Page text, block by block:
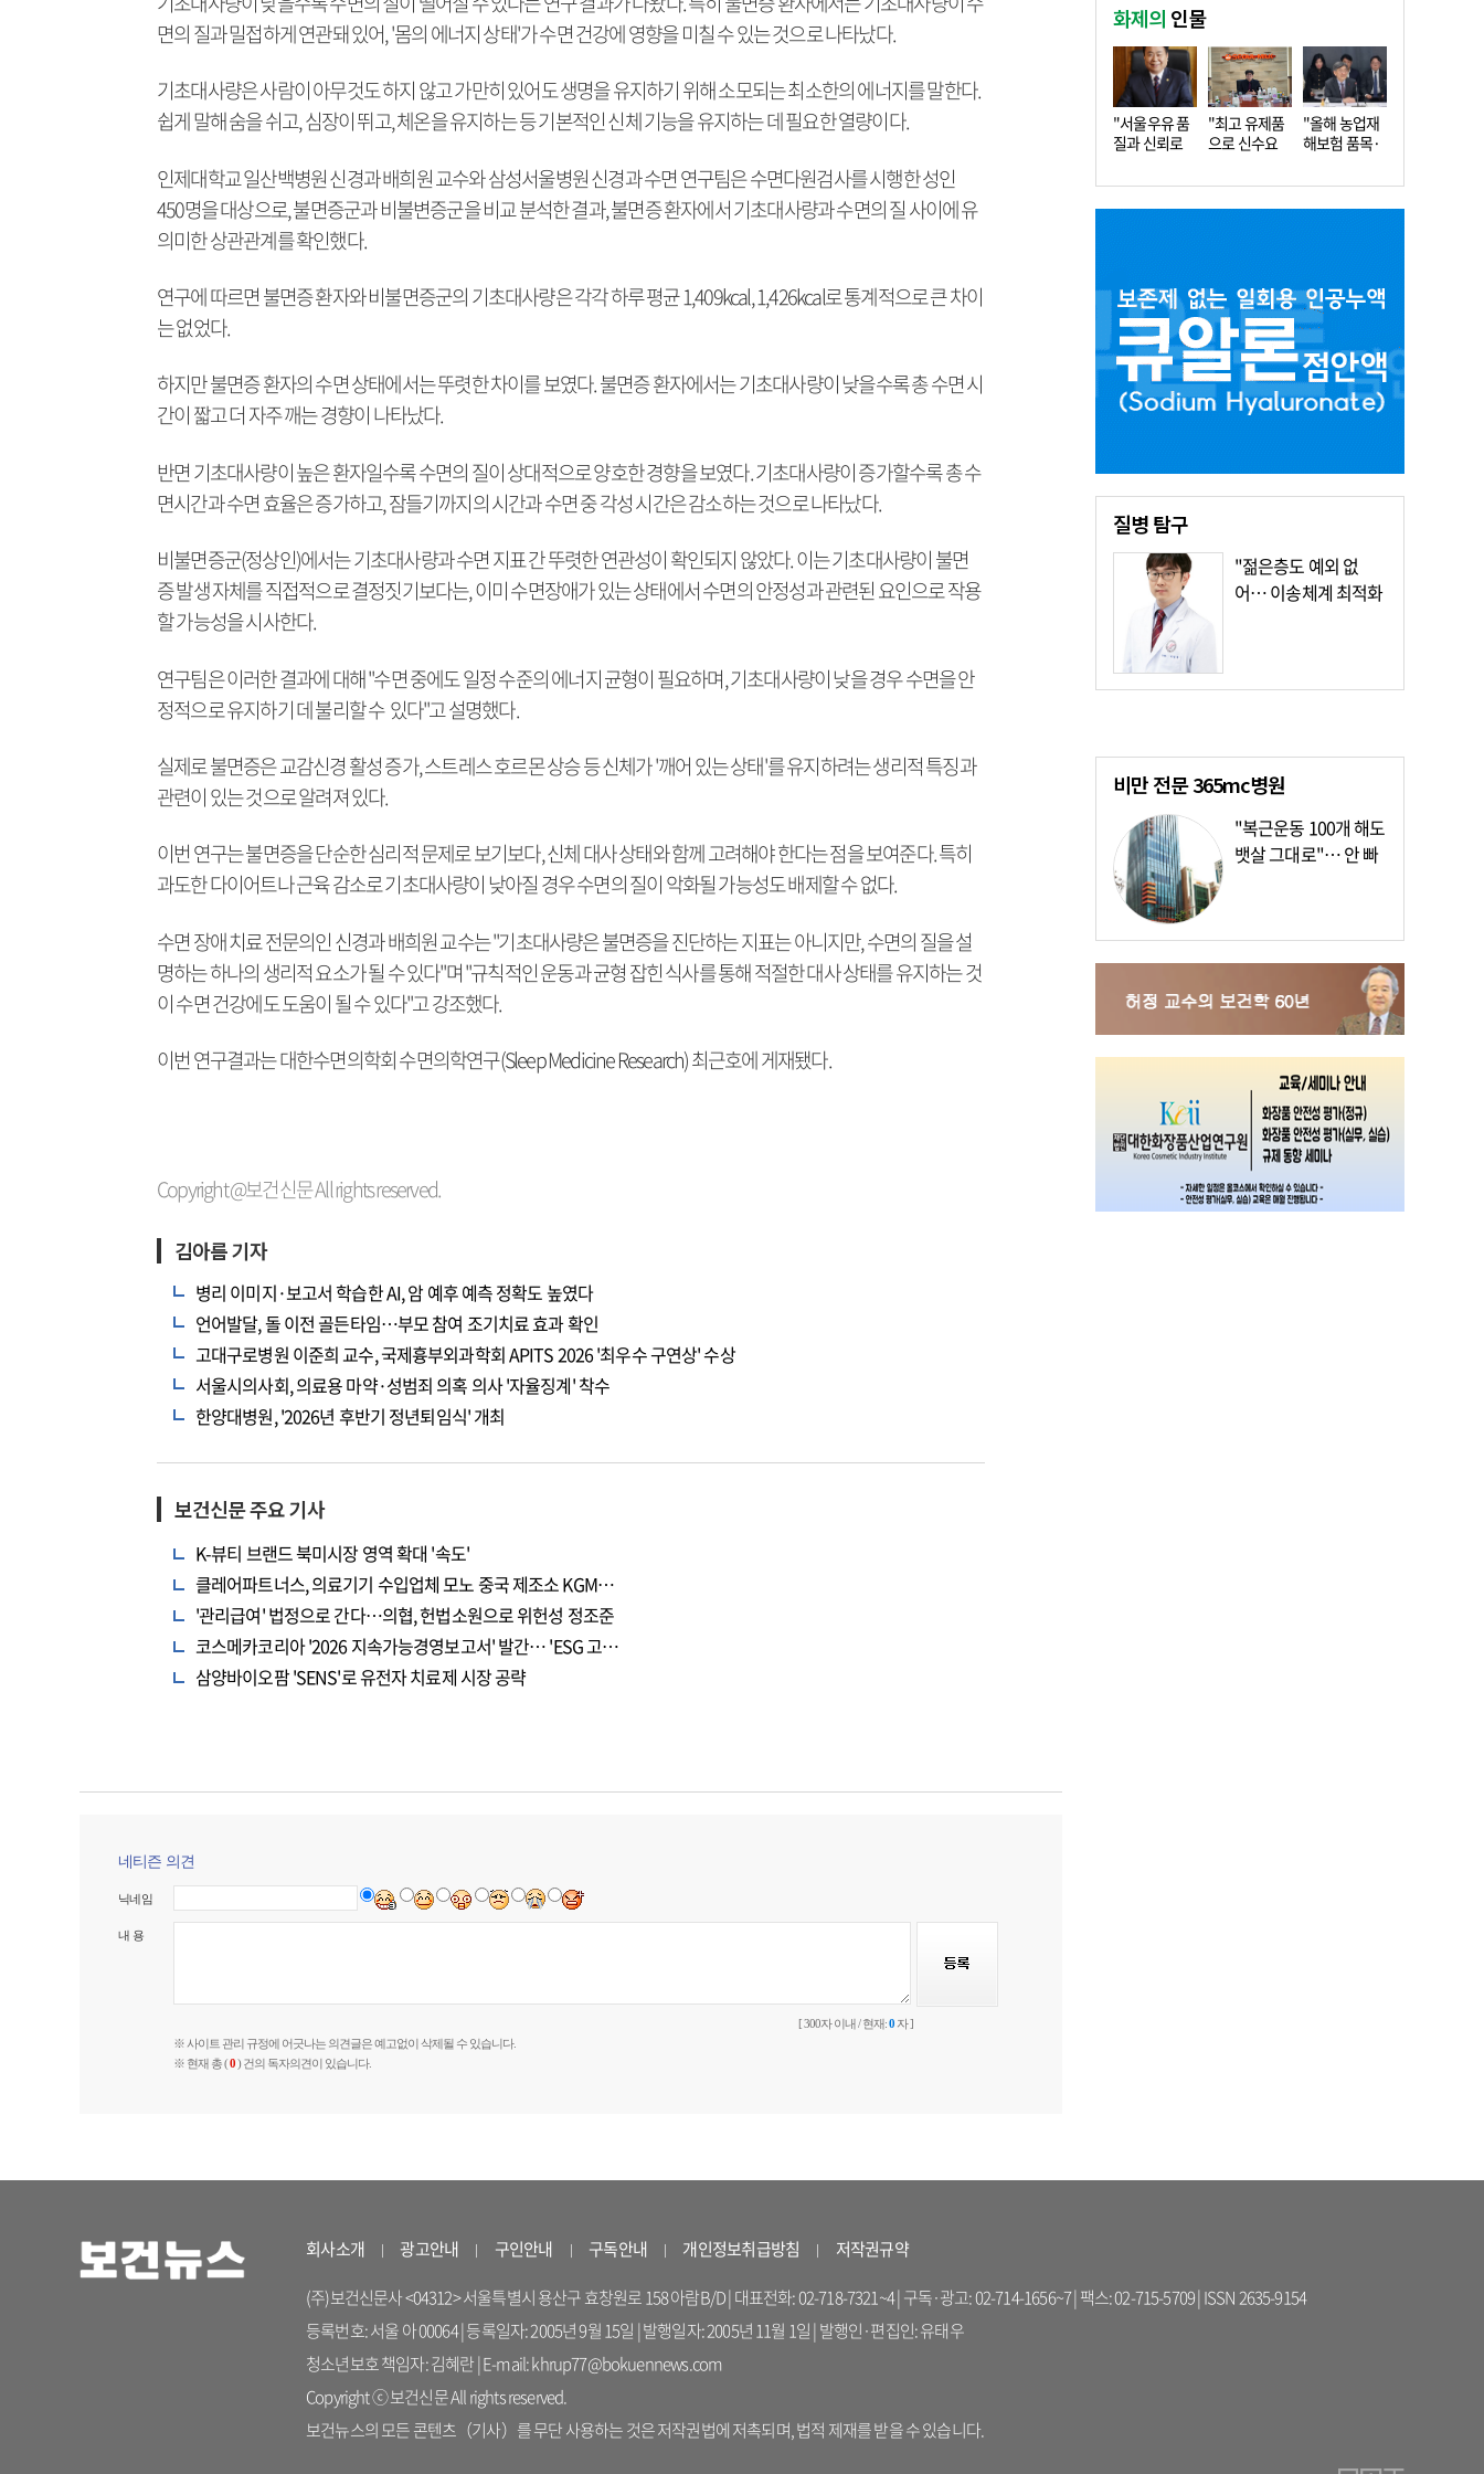
면의 질과 밀접하게 연관돼 있어, '몸의 에너지 상태'가 수면 건강에 영향을 미칠 수 있는 것으로 나타났다.
기초대사량은 사람이 아무것도 하지 않고 가만히 있어도 생명을 유지하기 위해 소모되는 최소한의 에너지를 말한다.
쉽게 말해 숨을 쉬고, 심장이 뛰고, 체온을 유지하는 등 기본적인 신체 기능을 유지하는 데 필요한 열량이다.
인제대학교 일산백병원 신경과 배희원 교수와 삼성서울병원 신경과 수면 연구팀은 수면다원검사를 시행한 성인
450명을 대상으로, 불면증군과 비불변증군을 비교 분석한 결과, 불면증 환자에서 기초대사량과 수면의 질 사이에 유
의미한 상관관계를 확인했다.
연구에 따르면 불면증 환자와 비불면증군의 기초대사량은 각각 하루 평균 1,409kcal, 1,426kcal로 통계적으로 큰 차이
는 없었다.
하지만 불면증 환자의 수면 상태에서는 뚜렷한 차이를 보였다. 불면증 환자에서는 기초대사량이 낮을수록 총 수면 시
간이 짧고 더 자주 깨는 경향이 나타났다.
반면 기초대사량이 높은 환자일수록 수면의 질이 상대적으로 양호한 경향을 보였다. 기초대사량이 증가할수록 총 수
면시간과 수면 효율은 증가하고, 잠들기까지의 시간과 수면 중 각성 시간은 감소하는 것으로 나타났다.
비불면증군(정상인)에서는 기초대사량과 수면 지표 간 뚜렷한 연관성이 확인되지 않았다. 이는 기초대사량이 불면
증 발생 자체를 직접적으로 결정짓기보다는, 이미 수면장애가 있는 상태에서 수면의 안정성과 관련된 요인으로 작용
할 가능성을 시사한다.
연구팀은 이러한 결과에 대해 "수면 중에도 일정 수준의 에너지 균형이 필요하며, 기초대사량이 낮을 경우 수면을 안
정적으로 유지하기 데 불리할 수 있다"고 설명했다.
실제로 불면증은 교감신경 활성 증가, 스트레스 호르몬 상승 등 신체가 '깨어 있는 상태'를 유지하려는 생리적 특징과
관련이 있는 것으로 알려져 있다.
이번 연구는 불면증을 단순한 심리적 문제로 보기보다, 신체 대사 상태와 함께 고려해야 한다는 점을 보여준다. 특히
과도한 다이어트나 근육 감소로 기초대사량이 낮아질 경우 수면의 질이 악화될 가능성도 배제할 수 없다.
수면 장애 치료 전문의인 신경과 배희원 교수는 "기초대사량은 불면증을 진단하는 지표는 아니지만, 수면의 질을 설
명하는 하나의 생리적 요소가 될 수 있다"며 "규칙적인 운동과 균형 잡힌 식사를 통해 적절한 대사 상태를 유지하는 것
이 수면 건강에도 도움이 될 수 있다"고 강조했다.
이번 연구결과는 대한수면의학회 수면의학연구(Sleep Medicine Research) 최근호에 게재됐다.
Copyright @보건신문 All rights reserved.
김아름 기자
병리 이미지·보고서 학습한 AI, 암 예후 예측 정확도 높였다
언어발달, 돌 이전 골든타임…부모 참여 조기치료 효과 확인
고대구로병원 이준희 교수, 국제흉부외과학회 APITS 2026 '최우수 구연상' 수상
서울시의사회, 의료용 마약·성범죄 의혹 의사 '자율징계' 착수
한양대병원, '2026년 후반기 정년퇴임식' 개최
보건신문 주요 기사
K-뷰티 브랜드 북미시장 영역 확대 '속도'
클레어파트너스, 의료기기 수입업체 모노 중국 제조소 KGM…
'관리급여' 법정으로 간다…의협, 헌법소원으로 위헌성 정조준
코스메카코리아 '2026 지속가능경영보고서' 발간… 'ESG 고…
삼양바이오팜 'SENS'로 유전자 치료제 시장 공략
네티즌 의견
닉네임
내 용
[ 300자 이내 / 현재:0 자 ]
※ 사이트 관리 규정에 어긋나는 의견글은 예고없이 삭제될 수 있습니다.
※ 현재 총 (0) 건의 독자의견이 있습니다.
화제의 인물
"서울우유 품
질과 신뢰로
"최고 유제품
으로 신수요
"올해 농업재
해보험 품목·
질병탐구
"젊은층도 예외 없
어… 이송체계 최적화
비만 전문365mc병원
"복근운동 100개 해도
뱃살 그대로"… 안 빠
회사소개 광고안내 구인안내 구독안내 개인정보취급방침
저작권규약
(주)보건신문사 <04312> 서울특별시 용산구 효창원로 158 아람B/D | 대표전화: 02-718-7321~4 | 구독·광고: 02-714-1656~7 | 팩스: 02-715-5709 | ISSN 2635-9154
등록번호: 서울 아 00064 | 등록일자: 2005년 9월 15일 | 발행일자: 2005년 11월 1일 | 발행인·편집인: 유태우
청소년보호 책임자: 김혜란 | E-mail: khrup77@bokuennews.com
Copyright ⓒ 보건신문 All rights reserved.
보건뉴스의 모든 콘텐츠（기사）를 무단 사용하는 것은 저작권법에 저촉되며, 법적 제재를 받을 수 있습니다.